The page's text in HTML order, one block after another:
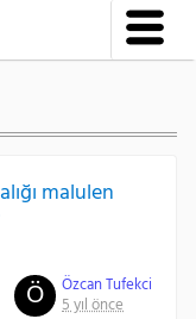
malulen
Ö
Özcan Tufekci
5 yıl önce